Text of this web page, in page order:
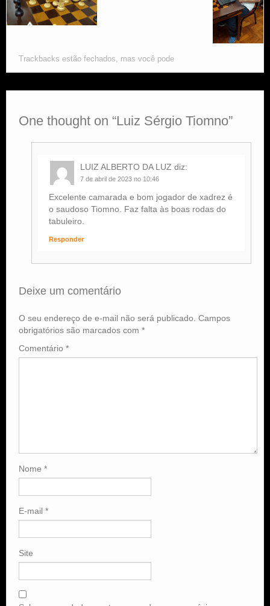
Trackbacks estão fechados, mas você pode
One thought on “Luiz Sérgio Tiomno”
LUIZ ALBERTO DA LUZ diz:
7 de abril de 2023 no 10:46
Excelente camarada e bom jogador de xadrez é
o saudoso Tiomno. Faz falta às boas rodas do
tabuleiro.
Responder
Deixe um comentário
O seu endereço de e-mail não será publicado. Campos
obrigatórios são marcados com *
Comentário *
Nome *
E-mail *
Site